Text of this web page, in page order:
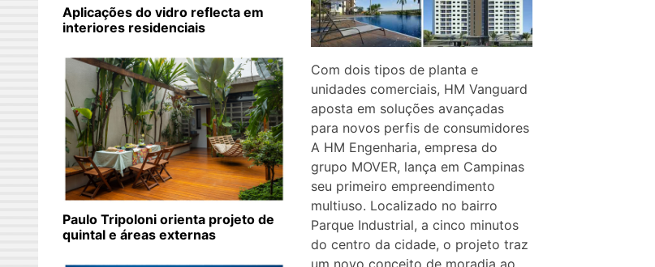
Com dois tipos de planta e
unidades comerciais, HM Vanguard
aposta em soluções avançadas
para novos perfis de consumidores
A HM Engenharia, empresa do
grupo MOVER, lança em Campinas
seu primeiro empreendimento
multiuso. Localizado no bairro
Parque Industrial, a cinco minutos
do centro da cidade, o projeto traz
Aplicações do vidro reflecta em
interiores residenciais
Paulo Tripoloni orienta projeto de
quintal e áreas externas